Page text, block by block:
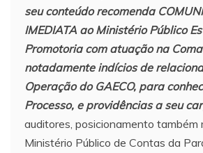
seu conteúdo recomenda
IMEDIATA ao Ministério Público
Promotoria com atuação na
notadamente indícios de
Operação do GAECO, para
Processo, e providências a seu
auditores, posicionamento também
Ministério Público de Contas da